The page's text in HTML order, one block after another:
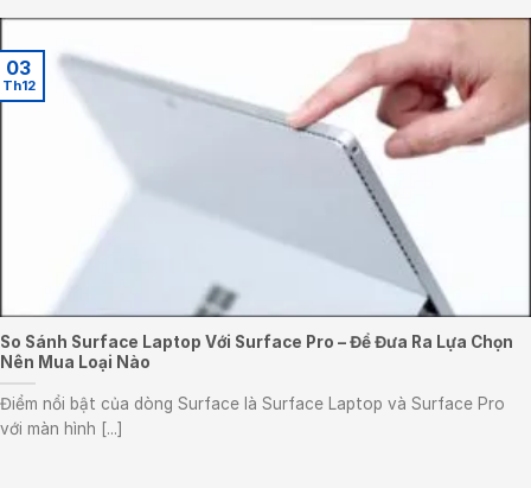
So Sánh Surface Laptop Với Surface Pro – Để Đưa Ra Lựa Chọn
Nên Mua Loại Nào
Điểm nổi bật của dòng Surface là Surface Laptop và Surface Pro
với màn hình [...]
03
Th12